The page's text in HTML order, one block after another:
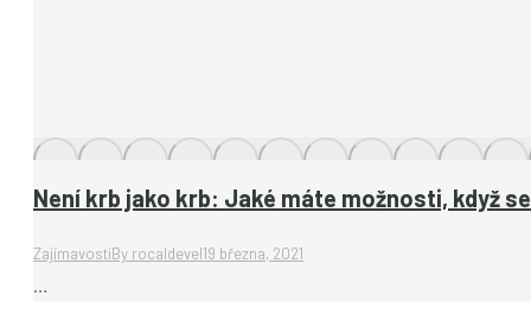
Není krb jako krb: Jaké máte možnosti, když
ZajímavostiBy rocaldevel19 března, 2021
…